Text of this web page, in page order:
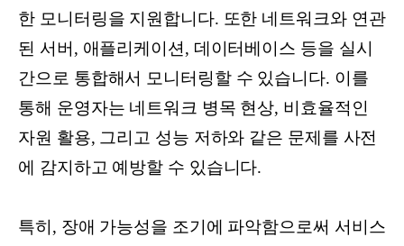
한 모니터링을 지원합니다. 또한 네트워크와 연관
된 서버, 애플리케이션, 데이터베이스 등을 실시
간으로 통합해서 모니터링할 수 있습니다. 이를
통해 운영자는 네트워크 병목 현상, 비효율적인
자원 활용, 그리고 성능 저하와 같은 문제를 사전
에 감지하고 예방할 수 있습니다.
특히, 장애 가능성을 조기에 파악함으로써 서비스